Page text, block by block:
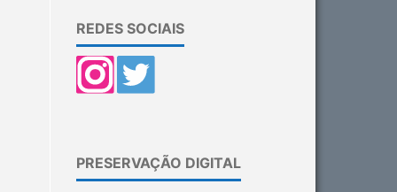
REDES SOCIAIS
PRESERVAÇÃO DIGITAL